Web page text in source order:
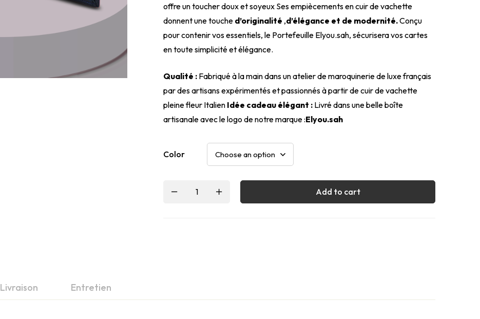
offre un toucher doux et soyeux Ses empiècements en cuir de vachette
donnent une touche d’originalité ,d’élégance et de modernité.Conçu
pour contenir vos essentiels, le Portefeuille Elyou.sah, sécurisera vos cartes
en toute simplicité et élégance.
Qualité : Fabriqué à la main dans un atelier de maroquinerie de luxe français
par des artisans expérimentés et passionnés à partir de cuir de vachette
pleine fleur Italien Idée cadeau élégant : Livré dans une belle boîte
artisanale avec le logo de notre marque :Elyou.sah
Color
Add to cart
Livraison Entretien